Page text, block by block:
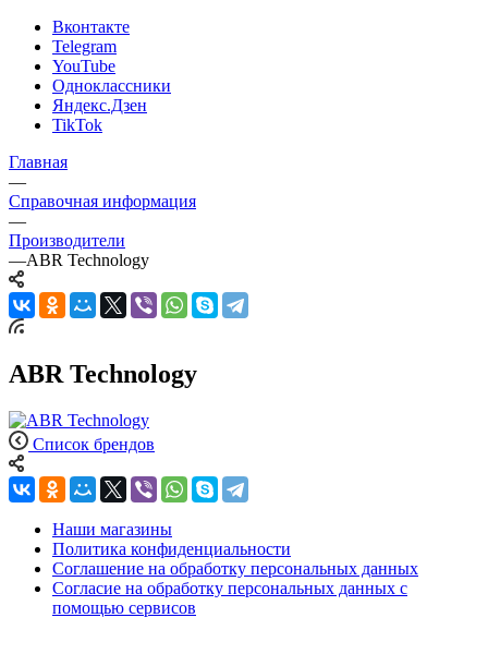
Вконтакте
Telegram
YouTube
Одноклассники
Яндекс.Дзен
TikTok
Главная
—
Справочная информация
—
Производители
—ABR Technology
ABR Technology
Список брендов
Наши магазины
Политика конфиденциальности
Соглашение на обработку персональных данных
Согласие на обработку персональных данных с
помощью сервисов